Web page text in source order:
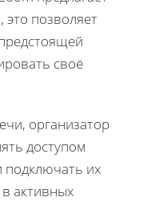
это позволяет
своё
организатор
доступом
подключать их
активных